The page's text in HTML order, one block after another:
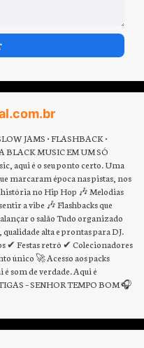
JAMS • FLASHBACK •
BLACK MUSIC EM UM SÓ
aqui é o seu ponto certo. Uma
marcaram época nas pistas, nos
no Hip Hop 🎶 Melodias
a vibe 🎶 Flashbacks que
o salão Tudo organizado
alta e prontas para DJ.
✔ Festas retrô ✔ Colecionadores
único 🚀 Acesso aos packs
som de verdade. Aqui é
– SENHOR TEMPO BOM 🎧